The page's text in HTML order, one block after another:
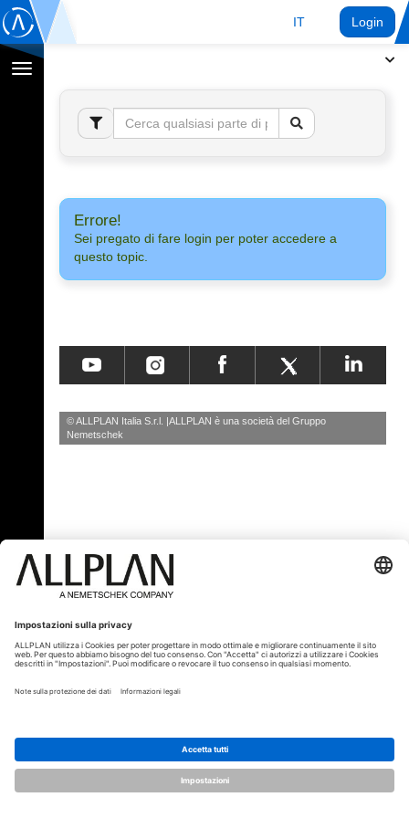
IT Login
Toggle
navigation
Errore!
Sei pregato di fare login per poter accedere a
questo topic.
© ALLPLAN Italia S.r.l. ALLPLAN è una società del Gruppo
Nemetschek